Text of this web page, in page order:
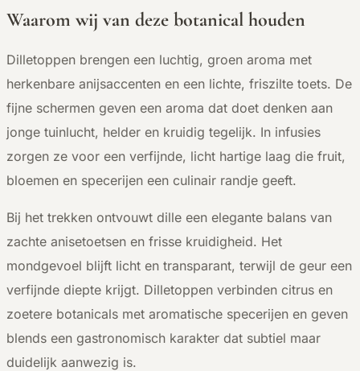
Waarom wij van deze botanical houden
Dilletoppen brengen een luchtig, groen aroma met
herkenbare anijsaccenten en een lichte, friszilte toets. De
fijne schermen geven een aroma dat doet denken aan
jonge tuinlucht, helder en kruidig tegelijk. In infusies
zorgen ze voor een verfijnde, licht hartige laag die fruit,
bloemen en specerijen een culinair randje geeft.
Bij het trekken ontvouwt dille een elegante balans van
zachte anisetoetsen en frisse kruidigheid. Het
mondgevoel blijft licht en transparant, terwijl de geur een
verfijnde diepte krijgt. Dilletoppen verbinden citrus en
zoetere botanicals met aromatische specerijen en geven
blends een gastronomisch karakter dat subtiel maar
duidelijk aanwezig is.